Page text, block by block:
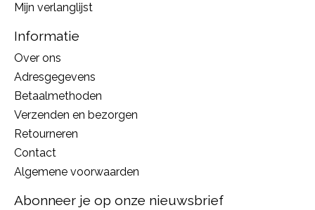
Mijn verlanglijst
Informatie
Over ons
Adresgegevens
Betaalmethoden
Verzenden en bezorgen
Retourneren
Contact
Algemene voorwaarden
Abonneer je op onze nieuwsbrief